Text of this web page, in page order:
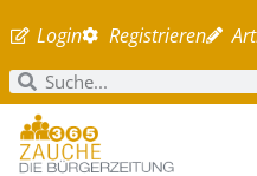
Login Registrieren